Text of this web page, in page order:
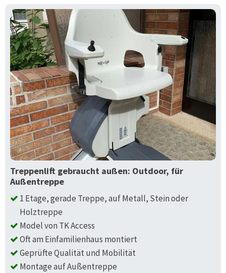
Treppenlift gebraucht außen: Outdoor, für
Außentreppe
1 Etage, gerade Treppe, auf Metall, Stein oder
Holztreppe
Model von TK Access
Oft am Einfamilienhaus montiert
Geprüfte Qualität und Mobilität
Montage auf Außentreppe